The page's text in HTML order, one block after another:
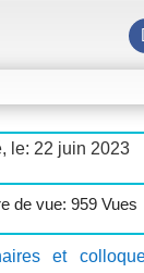
le: 22 juin 2023
de vue: 959 Vues
et